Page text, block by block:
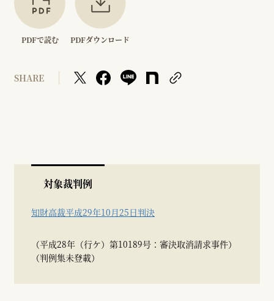
PDFで読む PDFダウンロード
SHARE
対象裁判例
知財高裁平成29年10月25日判決
（平成28年（行ケ）第10189号：審決取消請求事件）
（判例集未登載）